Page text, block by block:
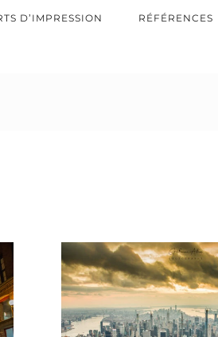
D’IMPRESSION RÉFÉRENCES